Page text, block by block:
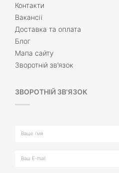
Контакти
Вакансії
Доставка та оплата
Блог
Мапа сайту
Зворотній зв’язок
ЗВОРОТНІЙ ЗВ'ЯЗОК